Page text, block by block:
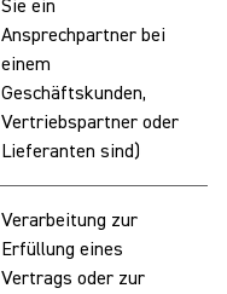
Sie ein
Ansprechpartner bei
einem
Geschäftskunden,
Vertriebspartner oder
Lieferanten sind)
Verarbeitung zur
Erfüllung eines
Vertrags oder zur